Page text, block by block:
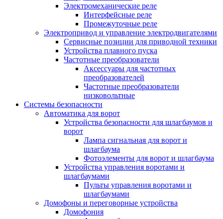
Электромеханические реле
Интерфейсные реле
Промежуточные реле
Электропривод и управление электродвигателями
Сервисные позиции для приводной техники
Устройства плавного пуска
Частотные преобразователи
Аксессуары для частотных
преобразователей
Частотные преобразователи
низковольтные
Системы безопасности
Автоматика для ворот
Устройства безопасности для шлагбаумов и
ворот
Лампа сигнальная для ворот и
шлагбаума
Фотоэлементы для ворот и шлагбаума
Устройства управления воротами и
шлагбаумами
Пульты управления воротами и
шлагбаумами
Домофоны и переговорные устройства
Домофония